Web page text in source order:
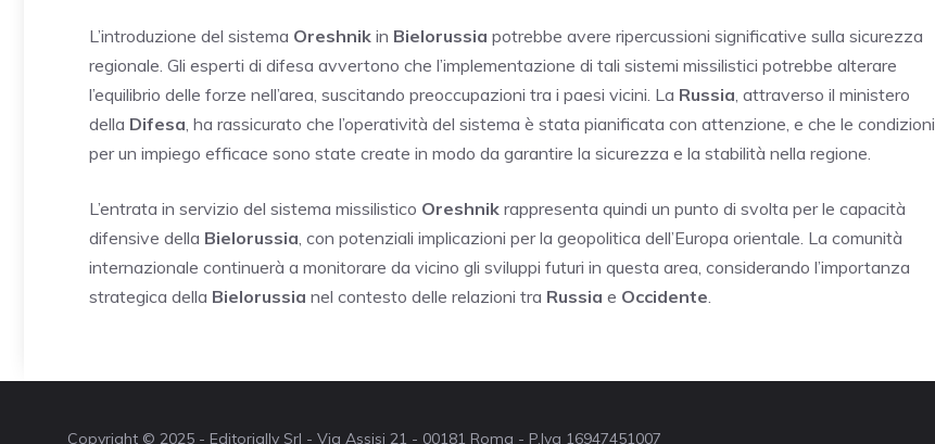
L’introduzione del sistema Oreshnik in Bielorussia potrebbe avere ripercussioni significative sulla sicurezza
regionale. Gli esperti di difesa avvertono che l’implementazione di tali sistemi missilistici potrebbe alterare
l’equilibrio delle forze nell’area, suscitando preoccupazioni tra i paesi vicini. La Russia , attraverso il ministero
della Difesa , ha rassicurato che l’operatività del sistema è stata pianificata con attenzione, e che le condizioni
per un impiego efficace sono state create in modo da garantire la sicurezza e la stabilità nella regione.
L’entrata in servizio del sistema missilistico Oreshnik rappresenta quindi un punto di svolta per le capacità
difensive della Bielorussia , con potenziali implicazioni per la geopolitica dell’Europa orientale. La comunità
internazionale continuerà a monitorare da vicino gli sviluppi futuri in questa area, considerando l’importanza
strategica della Bielorussia nel contesto delle relazioni tra Russia e Occidente
Copyright © 2025 - Editorially Srl - Via Assisi 21 - 00181 Roma - P.Iva 16947451007